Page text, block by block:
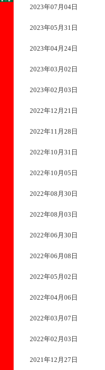
2023年07月04日
2023年05月31日
2023年04月24日
2023年03月02日
2023年02月03日
2022年12月21日
2022年11月28日
2022年10月31日
2022年10月05日
2022年08月30日
2022年08月03日
2022年06月30日
2022年06月08日
2022年05月02日
2022年04月06日
2022年03月07日
2022年02月03日
2021年12月27日